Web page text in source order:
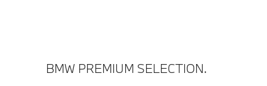
BMW PREMIUM SELECTION.